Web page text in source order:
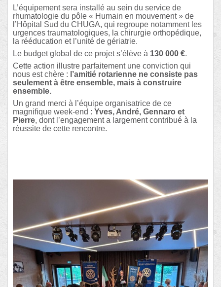
L’équipement sera installé au sein du service de
rhumatologie du pôle « Humain en mouvement » de
l’Hôpital Sud du CHUGA, qui regroupe notamment les
urgences traumatologiques, la chirurgie orthopédique,
la rééducation et l’unité de gériatrie.
Le budget global de ce projet s’élève à 130 000 €.
Cette action illustre parfaitement une conviction qui
nous est chère : l’amitié rotarienne ne consiste pas
seulement à être ensemble, mais à construire
ensemble.
Un grand merci à l’équipe organisatrice de ce
magnifique week-end : Yves, André, Gennaro et
Pierre, dont l’engagement a largement contribué à la
réussite de cette rencontre.